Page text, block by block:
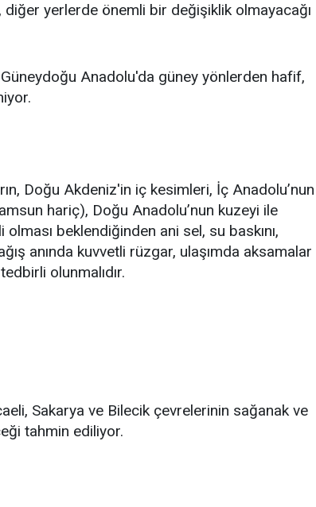
yerlerde önemli bir değişiklik olmayacağı
Anadolu'da güney yönlerden hafif,
Doğu Akdeniz'in iç kesimleri, İç Anadolu’nun
hariç), Doğu Anadolu’nun kuzeyi ile
beklendiğinden ani sel, su baskını,
anında kuvvetli rüzgar, ulaşımda aksamalar
olunmalıdır.
Sakarya ve Bilecik çevrelerinin sağanak ve
tahmin ediliyor.